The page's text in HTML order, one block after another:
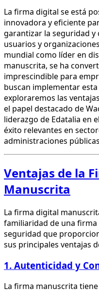
La firma digital se está
innovadora y eficiente
garantizar la seguridad y
usuarios y
mundial como líder en
manuscrita, se ha
imprescindible para
buscan implementar
exploraremos las
el papel destacado de
liderazgo de Edatalia en
éxito relevantes en
administraciones
Ventajas de la
Manuscrita
La firma digital
familiaridad de una
seguridad que
sus principales ventajas
1. Autenticidad y
La firma manuscrita